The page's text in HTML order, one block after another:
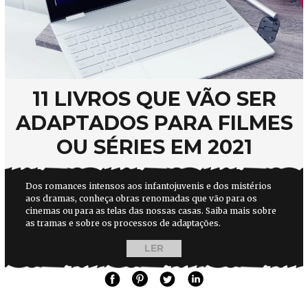
11 LIVROS QUE VÃO SER
ADAPTADOS PARA FILMES
OU SÉRIES EM 2021
Dos romances intensos aos infantojuvenis e dos mistérios
aos dramas, conheça obras renomadas que vão para os
cinemas ou para as telas das nossas casas. Saiba mais sobre
as tramas e sobre os processos de adaptações.
LER